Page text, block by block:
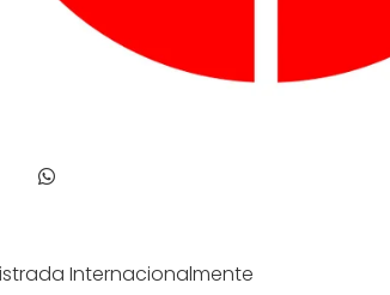
Internacionalmente